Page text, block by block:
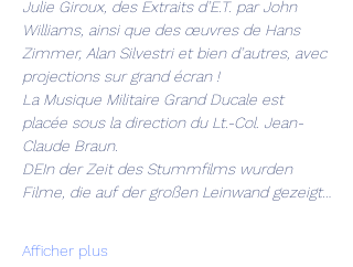
Julie Giroux, des Extraits d’E.T. par John
Williams, ainsi que des œuvres de Hans
Zimmer, Alan Silvestri et bien d’autres, avec
projections sur grand écran !
La Musique Militaire Grand Ducale est
placée sous la direction du Lt.-Col. Jean-
Claude Braun.
DEIn der Zeit des Stummfilms wurden
Filme, die auf der großen Leinwand gezeigt…
Afficher plus